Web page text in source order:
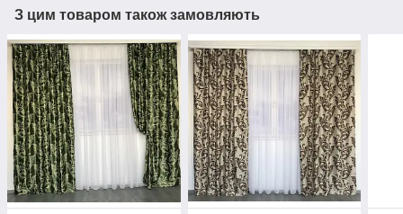
З цим товаром також замовляють